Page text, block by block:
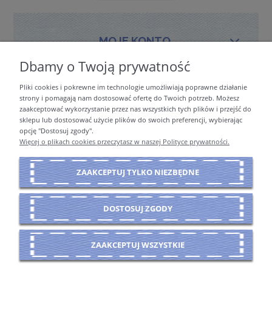
MOJE KONTO
PŁATNOŚCI I DOSTAWA
INFORMACJE
O NAS
POKAŻ PEŁNĄ WERSJĘ STRONY
Sklep internetowy Shoper Premium
Dbamy o Twoją prywatność
Pliki cookies i pokrewne im technologie umożliwiają poprawne działanie
strony i pomagają nam dostosować ofertę do Twoich potrzeb. Możesz
zaakceptować wykorzystanie przez nas wszystkich tych plików i przejść do
sklepu lub dostosować użycie plików do swoich preferencji, wybierając
opcję "Dostosuj zgody".
Więcej o plikach cookies przeczytasz w naszej Polityce prywatności.
ZAAKCEPTUJ TYLKO NIEZBĘDNE
DOSTOSUJ ZGODY
ZAAKCEPTUJ WSZYSTKIE